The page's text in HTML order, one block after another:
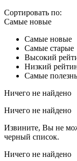
Сортировать по:
Самые новые
Самые новые
Самые старые
Высокий
Низкий
Самые
Ничего не найдено
Ничего не найдено
Извините, Вы не
черный список.
Ничего не найдено